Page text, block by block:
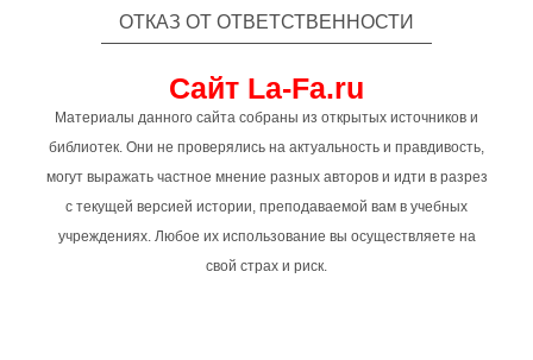
ОТКАЗ ОТ ОТВЕТСТВЕННОСТИ
Сайт La-Fa.ru
Материалы данного сайта собраны из открытых источников и
библиотек. Они не проверялись на актуальность и правдивость,
могут выражать частное мнение разных авторов и идти в разрез
с текущей версией истории, преподаваемой вам в учебных
учреждениях. Любое их использование вы осуществляете на
свой страх и риск.